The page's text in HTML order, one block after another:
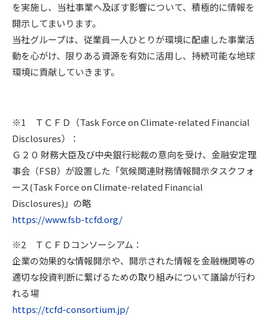
を実施し、当社事業へ及ぼす影響について、積極的に情報を
開示してまいります。
当社グループは、従業員一人ひとりが環境に配慮した事業活
動を心がけ、限りある資源を有効に活用し、持続可能な地球
環境に貢献していきます。
※1 ＴＣＦＤ（Task Force on Climate-related Financial
Disclosures）：
Ｇ２０ 財務大臣及び中央銀行総裁の意向を受け、金融安定理
事会（FSB）が設置した「気候関連財務情報開示タスクフォ
ース(Task Force on Climate-related Financial
Disclosures)」の略
https://www.fsb-tcfd.org/
※2 ＴＣＦＤコンソーシアム：
企業の効果的な情報開示や、開示された情報を金融機関等の
適切な投資判断に繋げるための取り組みについて議論が行わ
れる場
https://tcfd-consortium.jp/